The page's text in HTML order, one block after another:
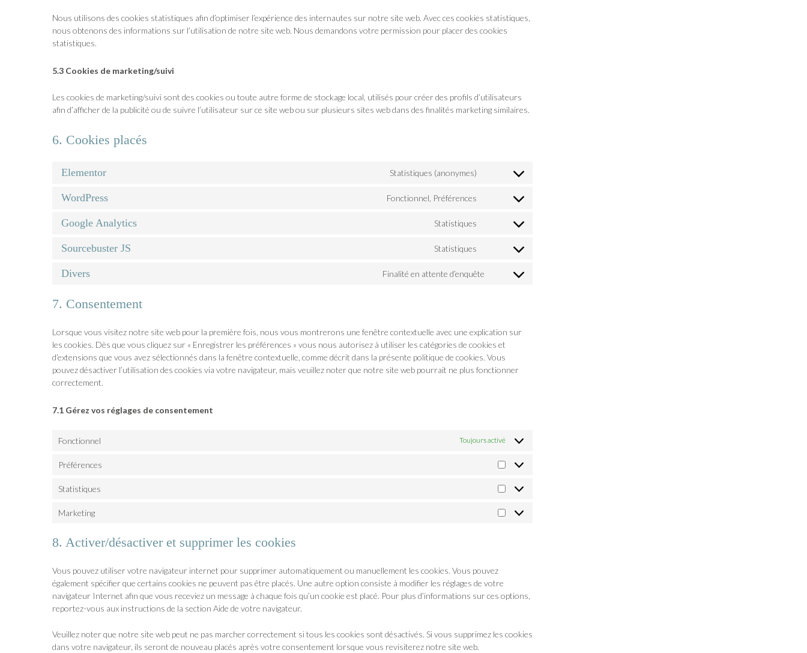
Nous utilisons des cookies statistiques afin d’optimiser l’expérience des internautes sur notre site web. Avec ces cookies statistiques,
nous obtenons des informations sur l’utilisation de notre site web. Nous demandons votre permission pour placer des cookies
statistiques.
5.3 Cookies de marketing/suivi
Les cookies de marketing/suivi sont des cookies ou toute autre forme de stockage local, utilisés pour créer des profils d’utilisateurs
afin d’afficher de la publicité ou de suivre l’utilisateur sur ce site web ou sur plusieurs sites web dans des finalités marketing similaires.
6. Cookies placés
Elementor Statistiques (anonymes)
WordPress Fonctionnel, Préférences
Google Analytics Statistiques
Sourcebuster JS Statistiques
Divers Finalité en attente d’enquête
7. Consentement
Lorsque vous visitez notre site web pour la première fois, nous vous montrerons une fenêtre contextuelle avec une explication sur
les cookies. Dès que vous cliquez sur « Enregistrer les préférences » vous nous autorisez à utiliser les catégories de cookies et
d’extensions que vous avez sélectionnés dans la fenêtre contextuelle, comme décrit dans la présente politique de cookies. Vous
pouvez désactiver l’utilisation des cookies via votre navigateur, mais veuillez noter que notre site web pourrait ne plus fonctionner
correctement.
7.1 Gérez vos réglages de consentement
Fonctionnel Toujours activé
Préférences
Statistiques
Marketing
8. Activer/désactiver et supprimer les cookies
Vous pouvez utiliser votre navigateur internet pour supprimer automatiquement ou manuellement les cookies. Vous pouvez
également spécifier que certains cookies ne peuvent pas être placés. Une autre option consiste à modifier les réglages de votre
navigateur Internet afin que vous receviez un message à chaque fois qu’un cookie est placé. Pour plus d’informations sur ces options,
reportez-vous aux instructions de la section Aide de votre navigateur.
Veuillez noter que notre site web peut ne pas marcher correctement si tous les cookies sont désactivés. Si vous supprimez les cookies
dans votre navigateur, ils seront de nouveau placés après votre consentement lorsque vous revisiterez notre site web.